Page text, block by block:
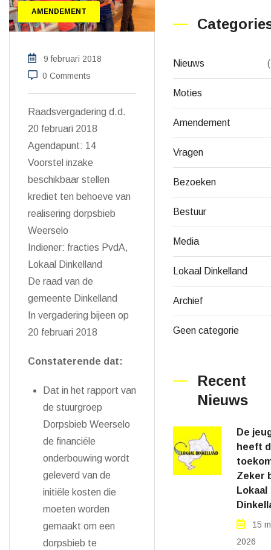
AMENDEMENT
9 februari 2018
0 Comments
Raadsvergadering d.d.
20 februari 2018
Agendapunt: 14
Voorstel inzake
beschikbaar stellen
krediet ten behoeve van
realisering dorpsbieb
Weerselo
Indiener: fracties PvdA,
Lokaal Dinkelland
De raad van de
gemeente Dinkelland
In vergadering bijeen op
20 februari 2018
Constaterende dat:
Dat in het rapport van
de stuurgroep
Dorpsbieb Weerselo
de financiële
onderbouwing wordt
geleverd van de
initiële kosten die
moeten worden
gemaakt om een
dorpsbieb te
Nieuws
Moties
Amendement
Vragen
Bezoeken
Bestuur
Media
Lokaal Dinkelland
Archief
Geen categorie
Recent
Nieuws
De
heeft
Zeker
Lokaal
15
2026